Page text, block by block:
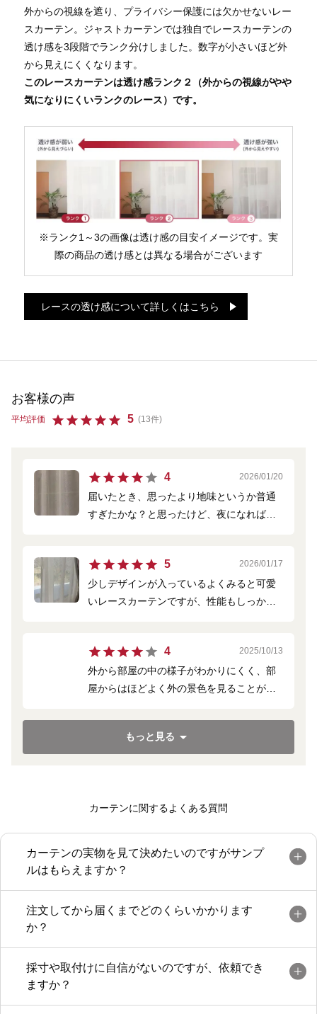
外からの視線を遮り、プライバシー保護には欠かせないレー
スカーテン。ジャストカーテンでは独自でレースカーテンの
透け感を3段階でランク分けしました。数字が小さいほど外
から見えにくくなります。
このレースカーテンは透け感ランク２（外からの視線がやや
気になりにくいランクのレース）です。
※ランク1～3の画像は透け感の目安イメージです。実
際の商品の透け感とは異なる場合がございます
レースの透け感について詳しくはこちら
お客様の声
平均評価 5 (13件)
4 2026/01/20
届いたとき、思ったより地味というか普通
すぎたかな？と思ったけど、夜になればき
ツになってしまいましたが、概ね満足して
います。
5 2026/01/17
少しデザインが入っているよくみると可愛
いレースカーテンですが、性能もしっかり
4 2025/10/13
外から部屋の中の様子がわかりにくく、部
屋からはほどよく外の景色を見ることが出
全体にラメが入っていて、お部屋が明るく
なります。もっと見る
カーテンに関するよくある質問
カーテンの実物を見て決めたいのですがサンプ
ルはもらえますか？
注文してから届くまでどのくらいかかります
か？
採寸や取付けに自信がないのですが、依頼でき
ますか？